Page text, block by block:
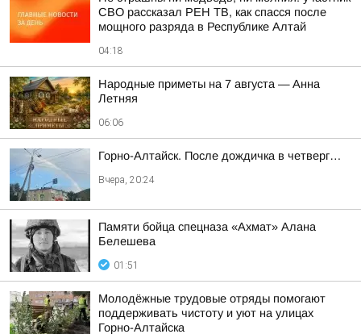
СВО рассказал РЕН ТВ, как спасся после
мощного разряда в Республике Алтай
04:18
Hapoдныe пpимeты нa 7 aвгуcтa — Aннa
Лeтняя
06:06
Горно-Алтайск. После дождичка в четверг…
Вчера, 20:24
Памяти бойца спецназа «Ахмат» Алана
Белешева
01:51
Молодёжные трудовые отряды помогают
поддерживать чистоту и уют на улицах
Горно-Алтайска